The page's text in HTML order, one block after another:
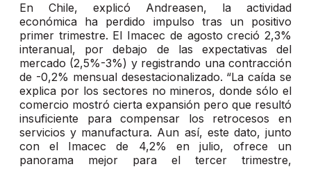
En Chile, explicó Andreasen, la actividad
económica ha perdido impulso tras un positivo
primer trimestre. El Imacec de agosto creció 2,3%
interanual, por debajo de las expectativas del
mercado (2,5%-3%) y registrando una contracción
de -0,2% mensual desestacionalizado. “La caída se
explica por los sectores no mineros, donde sólo el
comercio mostró cierta expansión pero que resultó
insuficiente para compensar los retrocesos en
servicios y manufactura. Aun así, este dato, junto
con el Imacec de 4,2% en julio, ofrece un
panorama mejor para el tercer trimestre,